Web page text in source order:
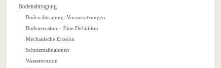
Bodenabtragung
Bodenabtragung: Voraussetzungen
Bodenerosion – Eine Definition
Mechanische Erosion
Schutzmaßnahmen
Wassererosion